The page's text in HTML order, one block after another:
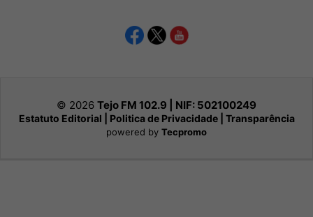
© 2026 Tejo FM 102.9 | NIF: 502100249
Estatuto Editorial Politica de Privacidade| Transparência
powered by Tecpromo